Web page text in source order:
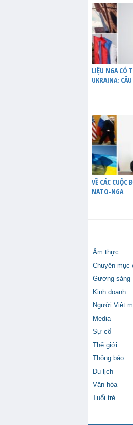
LIỆU NGA CÓ
UKRAINA:
VỀ CÁC CUỘC
NATO-NGA
Ẩm thực
Chuyên mục
Gương sáng
Kinh doanh
Người Việt
Media
Sự cố
Thế giới
Thông báo
Du lịch
Văn hóa
Tuổi trẻ